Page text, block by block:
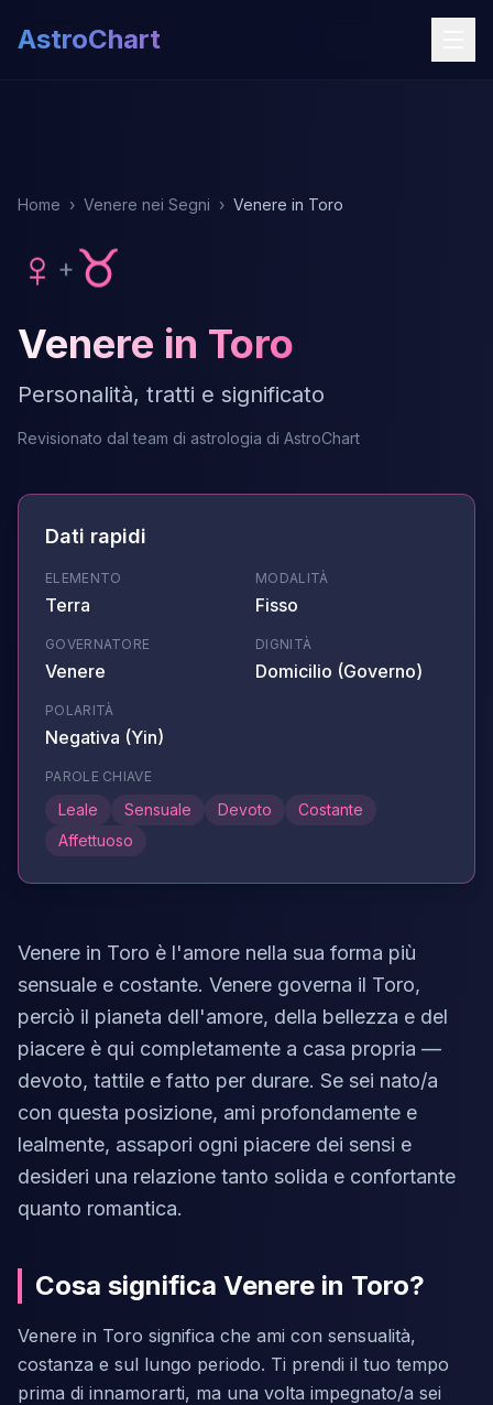
AstroChart
Home › Venere nei Segni › Venere in Toro
♀ + ♉
Venere in Toro
Personalità, tratti e significato
Revisionato dal team di astrologia di AstroChart
Dati rapidi
ELEMENTO
Terra
MODALITÀ
Fisso
GOVERNATORE
Venere
DIGNITÀ
Domicilio (Governo)
POLARITÀ
Negativa (Yin)
PAROLE CHIAVE
Leale Sensuale Devoto
Costante
Affettuoso
Venere in Toro è l'amore nella sua forma più
sensuale e costante. Venere governa il Toro,
perciò il pianeta dell'amore, della bellezza e del
piacere è qui completamente a casa propria —
devoto, tattile e fatto per durare. Se sei nato/a
con questa posizione, ami profondamente e
lealmente, assapori ogni piacere dei sensi e
desideri una relazione tanto solida e confortante
quanto romantica.
Cosa significa Venere in Toro?
Venere in Toro significa che ami con sensualità,
costanza e sul lungo periodo. Ti prendi il tuo tempo
prima di innamorarti, ma una volta impegnato/a sei